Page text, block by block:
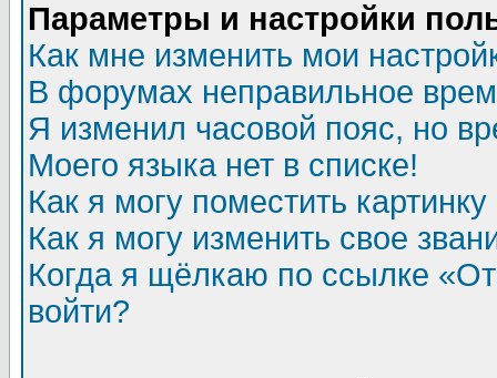
Параметры и настройки
Как мне изменить мои
В форумах неправильное
Я изменил часовой пояс, но
Моего языка нет в списке!
Как я могу поместить
Как я могу изменить свое
Когда я щёлкаю по ссылке
войти?